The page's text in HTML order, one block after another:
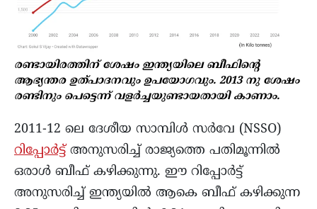
രണ്ടായിരത്തിന് ശേഷം ഇന്ത്യയിലെ ബീഫിന്റെ
ആഭ്യന്തര ഉത്പാദനവും ഉപയോഗവും. 2013 നു ശേഷം
രണ്ടിനും പെട്ടെന്ന് വളർച്ചയുണ്ടായതായി കാണാം.
2011-12 ലെ ദേശീയ സാമ്പിൾ സർവേ (NSSO)
റിപ്പോർട്ട്അനുസരിച്ച് രാജ്യത്തെ പതിമൂന്നിൽ
ഒരാൾ ബീഫ് കഴിക്കുന്നു. ഈ റിപ്പോർട്ട്
അനുസരിച്ച് ഇന്ത്യയിൽ ആകെ ബീഫ് കഴിക്കുന്ന